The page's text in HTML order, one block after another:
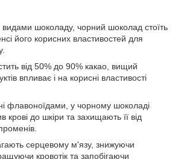
шоколаду, чорний шоколад стоїть
його корисних властивостей для
від 50% до 90% какао, вищий
впливає і на корисні властивості
флавоноїдами, у чорному шоколаді
до шкіри та захищають її від
серцевому м'язу, знижуючи
кровотік та запобігаючи